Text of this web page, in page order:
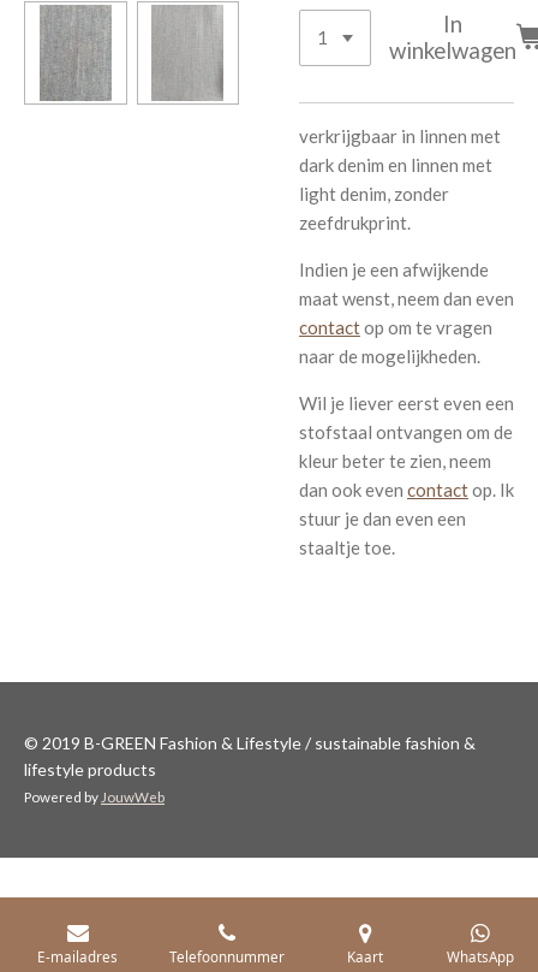
In
winkelwagen
verkrijgbaar in linnen met
dark denim en linnen met
light denim, zonder
zeefdrukprint.
Indien je een afwijkende
maat wenst, neem dan even
contactop om te vragen
naar de mogelijkheden.
Wil je liever eerst even een
stofstaal ontvangen om de
kleur beter te zien, neem
dan ook even contactop. Ik
stuur je dan even een
staaltje toe.
© 2019 B-GREEN Fashion & Lifestyle / sustainable fashion &
lifestyle products
Powered by JouwWeb
E-mailadres Telefoonnummer Kaart WhatsApp